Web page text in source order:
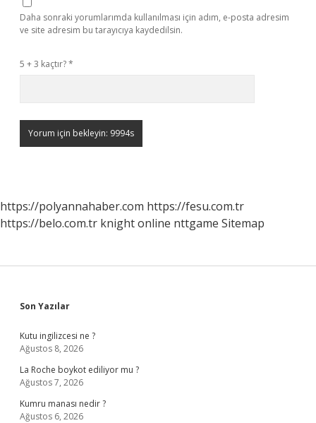
Daha sonraki yorumlarımda kullanılması için adım, e-posta adresim
ve site adresim bu tarayıcıya kaydedilsin.
5 + 3 kaçtır?*
https://polyannahaber.com https://fesu.com.tr
https://belo.com.tr knight online nttgame Sitemap
Sidebar
Son Yazılar
Kutu ingilizcesi ne ?
Ağustos 8, 2026
La Roche boykot ediliyor mu ?
Ağustos 7, 2026
Kumru manası nedir ?
Ağustos 6, 2026